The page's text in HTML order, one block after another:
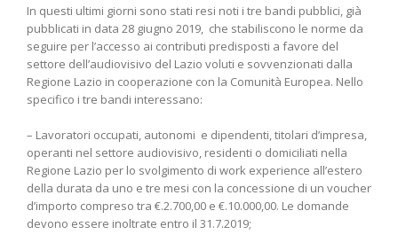
In questi ultimi giorni sono stati resi noti i tre bandi pubblici, già
pubblicati in data 28 giugno 2019, che stabiliscono le norme da
seguire per l’accesso ai contributi predisposti a favore del
settore dell’audiovisivo del Lazio voluti e sovvenzionati dalla
Regione Lazio in cooperazione con la Comunità Europea. Nello
specifico i tre bandi interessano:
– Lavoratori occupati, autonomi e dipendenti, titolari d’impresa,
operanti nel settore audiovisivo, residenti o domiciliati nella
Regione Lazio per lo svolgimento di work experience all’estero
della durata da uno e tre mesi con la concessione di un voucher
d’importo compreso tra €.2.700,00 e €.10.000,00. Le domande
devono essere inoltrate entro il 31.7.2019;